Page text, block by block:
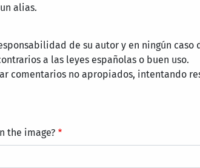
alias.
de su autor y en ningún caso
a las leyes españolas o buen uso.
comentarios no apropiados, intentando
the image?